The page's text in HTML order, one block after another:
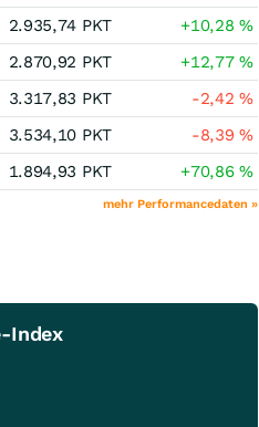
2.935,74 PKT +10,28%
2.870,92 PKT +12,77%
3.317,83 PKT -2,42%
3.534,10 PKT -8,39%
1.894,93 PKT +70,86%
mehr Performancedaten »
Index